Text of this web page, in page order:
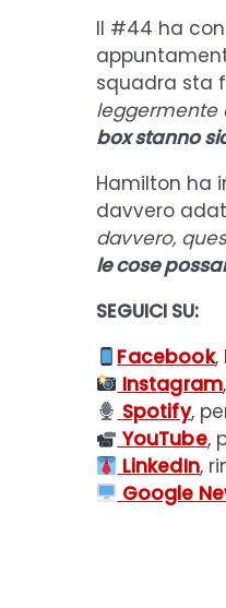
Il #44 ha
squadra sta
leggermente
box stanno
Hamilton ha
davvero
davvero,
le cose
SEGUICI SU:
Facebook,
Instagram
Spotify,
YouTube,
LinkedIn,
Google